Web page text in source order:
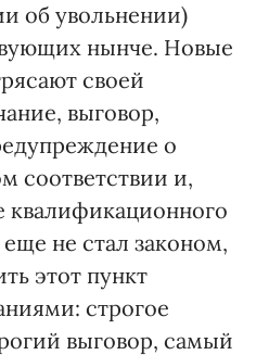
об увольнении)
нынче. Новые
своей
выговор,
о
соответствии и,
квалификационного
не стал законом,
этот пункт
строгое
выговор, самый